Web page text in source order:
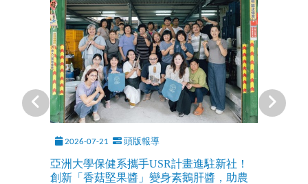
2026-07-21 頭版報導
亞洲大學保健系攜手USR計畫進駐新社！
創新「香菇堅果醬」變身素鵝肝醬，助農